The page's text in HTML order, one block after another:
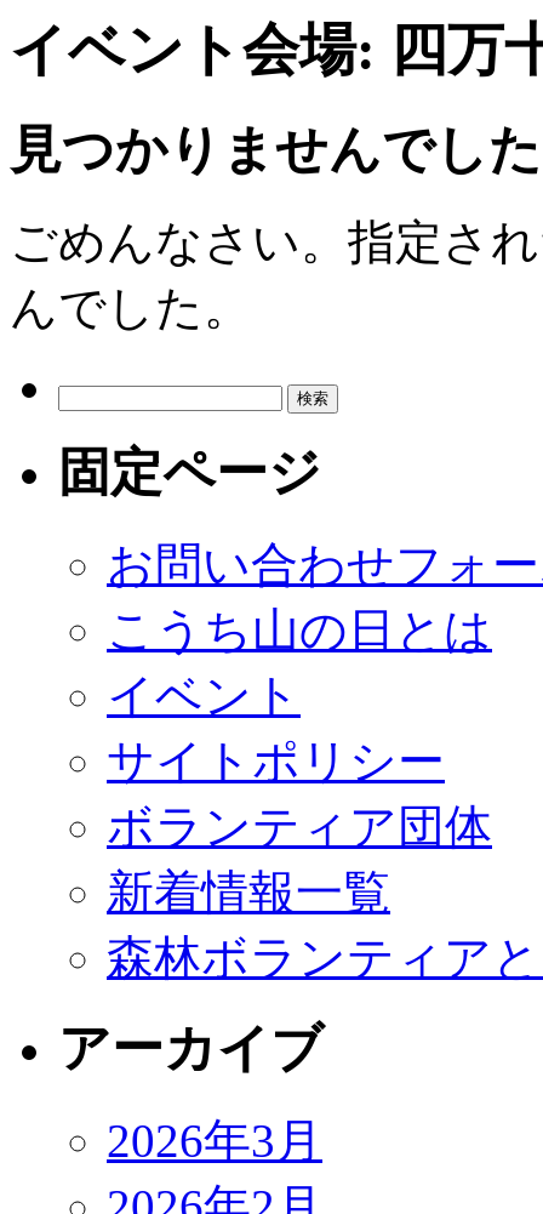
イベント会場: 四万
見つかりませんでした
ごめんなさい。指定さ
んでした。
固定ページ
お問い合わせフォ
こうち山の日とは
イベント
サイトポリシー
ボランティア団体
新着情報一覧
森林ボランティア
アーカイブ
2026年3月